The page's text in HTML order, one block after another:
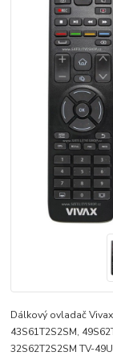
Dálkový ovladač
43S61T2S2SM,
32S62T2S2SM TV-